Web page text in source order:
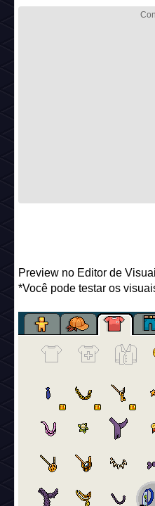
Preview no Editor de
*Você pode testar os